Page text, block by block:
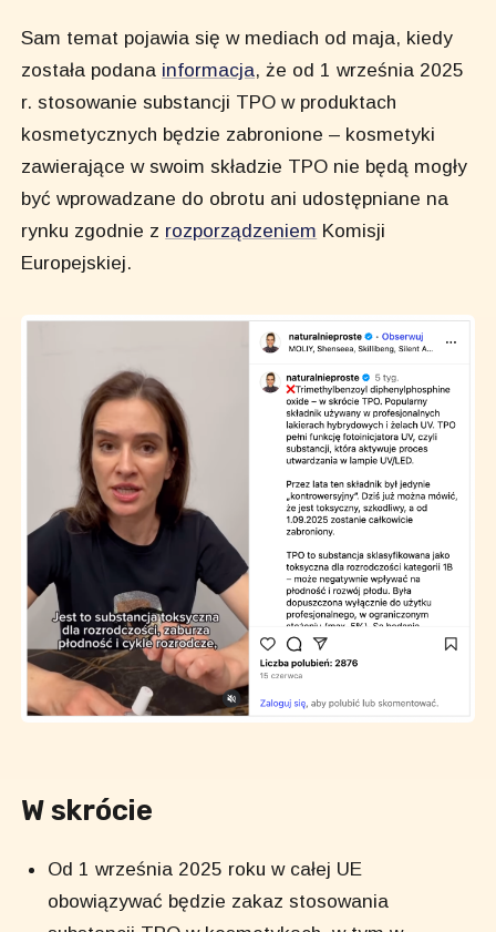
Sam temat pojawia się w mediach od maja, kiedy
została podana informacja, że od 1 września 2025
r. stosowanie substancji TPO w produktach
kosmetycznych będzie zabronione – kosmetyki
zawierające w swoim składzie TPO nie będą mogły
być wprowadzane do obrotu ani udostępniane na
rynku zgodnie z rozporządzeniem Komisji
Europejskiej.
W skrócie
Od 1 września 2025 roku w całej UE
obowiązywać będzie zakaz stosowania